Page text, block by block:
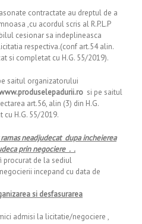
contractate au dreptul de a
,cu acordul scris al R.P.L.P
cesionar sa indeplineasca
respectiva.(conf art.54 alin.
si completat cu H.G. 55/2019).
saitul organizatorului
si pe saitul
art.56, alin (3) din H.G.
H.G. 55/2019.
neadjudecat dupa incheierea
prin negociere . .
procurat de la sediul
incepand cu data de
si desfasurarea
admisi la licitatie/negociere ,